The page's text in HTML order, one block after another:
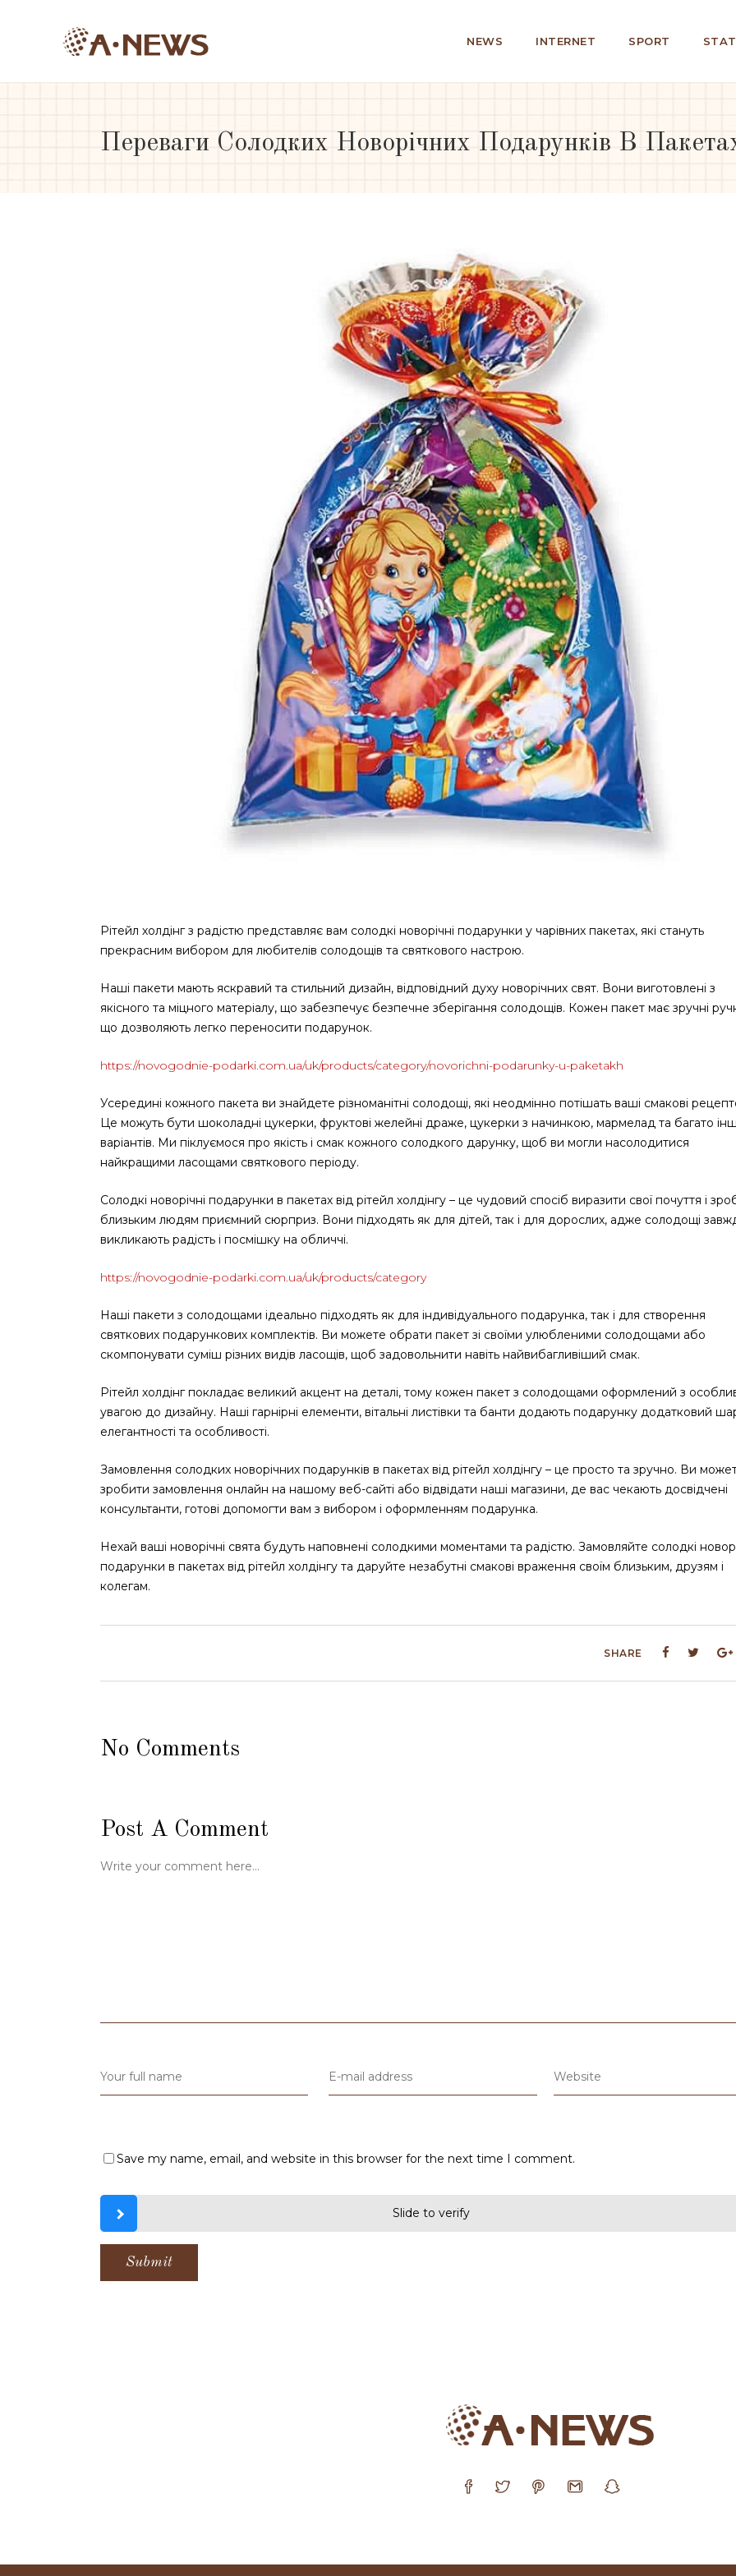
NEWS INTERNET SPORT
Переваги Солодких Новорічних Подарунків В
Рітейл холдінг з радістю представляє вам солодкі новорічні подарунки у чарівних пакетах, які стануть
прекрасним вибором для любителів солодощів та святкового настрою.
Наші пакети мають яскравий та стильний дизайн, відповідний духу новорічних свят. Вони виготовлені з
якісного та міцного матеріалу, що забезпечує безпечне зберігання солодощів. Кожен пакет має зручні
що дозволяють легко переносити подарунок.
https://novogodnie-podarki.com.ua/uk/products/category/novorichni-podarunky-u-paketakh
Усередині кожного пакета ви знайдете різноманітні солодощі, які неодмінно потішать ваші смакові
Це можуть бути шоколадні цукерки, фруктові желейні драже, цукерки з начинкою, мармелад та багато
варіантів. Ми піклуємося про якість і смак кожного солодкого дарунку, щоб ви могли насолодитися
найкращими ласощами святкового періоду.
Солодкі новорічні подарунки в пакетах від рітейл холдінгу – це чудовий спосіб виразити свої почуття і
близьким людям приємний сюрприз. Вони підходять як для дітей, так і для дорослих, адже солодощі
викликають радість і посмішку на обличчі.
https://novogodnie-podarki.com.ua/uk/products/category
Наші пакети з солодощами ідеально підходять як для індивідуального подарунка, так і для створення
святкових подарункових комплектів. Ви можете обрати пакет зі своїми улюбленими солодощами або
скомпонувати суміш різних видів ласощів, щоб задовольнити навіть найвибагливіший смак.
Рітейл холдінг покладає великий акцент на деталі, тому кожен пакет з солодощами оформлений з
увагою до дизайну. Наші гарнірні елементи, вітальні листівки та банти додають подарунку додатковий
елегантності та особливості.
Замовлення солодких новорічних подарунків в пакетах від рітейл холдінгу – це просто та зручно. Ви
зробити замовлення онлайн на нашому веб-сайті або відвідати наші магазини, де вас чекають досвідчені
консультанти, готові допомогти вам з вибором і оформленням подарунка.
Нехай ваші новорічні свята будуть наповнені солодкими моментами та радістю. Замовляйте солодкі
подарунки в пакетах від рітейл холдінгу та даруйте незабутні смакові враження своїм близьким, друзям і
колегам.
SHARE
No Comments
Post A Comment
Save my name, email, and website in this browser for the next time I comment.
Slide to verify